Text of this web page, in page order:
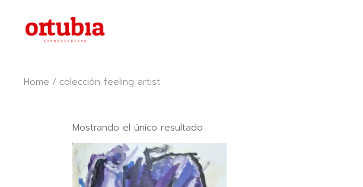
content
Home colección feeling artist
Mostrando el único resultado